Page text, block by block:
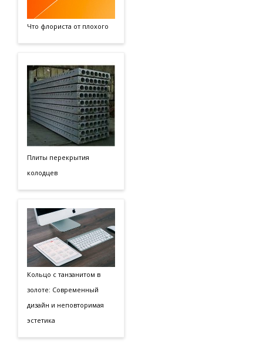
Что флориста от плохого
Плиты перекрытия
колодцев
Кольцо с танзанитом в
золоте: Современный
дизайн и неповторимая
эстетика